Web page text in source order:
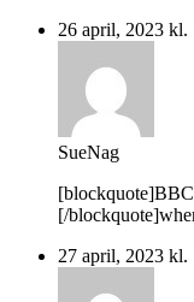
26 april, 2023 kl.
SueNag
[/
27 april, 2023 kl.